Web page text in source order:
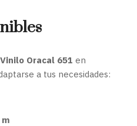
Vinilo Oracal 651 en
a tus necesidades: